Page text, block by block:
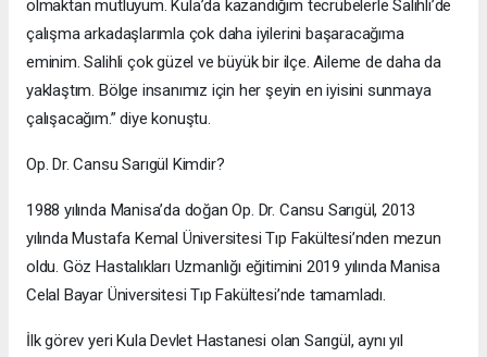
olmaktan mutluyum. Kula’da kazandığım tecrübelerle Salihli’de
çalışma arkadaşlarımla çok daha iyilerini başaracağıma
eminim. Salihli çok güzel ve büyük bir ilçe. Aileme de daha da
yaklaştım. Bölge insanımız için her şeyin en iyisini sunmaya
çalışacağım.” diye konuştu.
Op. Dr. Cansu Sarıgül Kimdir?
1988 yılında Manisa’da doğan Op. Dr. Cansu Sarıgül, 2013
yılında Mustafa Kemal Üniversitesi Tıp Fakültesi’nden mezun
oldu. Göz Hastalıkları Uzmanlığı eğitimini 2019 yılında Manisa
Celal Bayar Üniversitesi Tıp Fakültesi’nde tamamladı.
İlk görev yeri Kula Devlet Hastanesi olan Sarıgül, aynı yıl